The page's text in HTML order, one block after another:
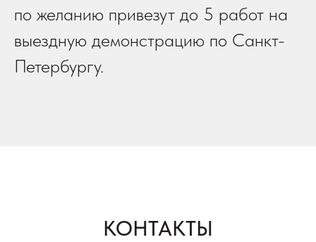
по желанию привезут до 5 работ на
выездную демонстрацию по Санкт-
Петербургу.
КОНТАКТЫ